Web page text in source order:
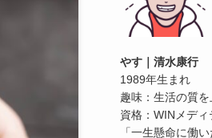
やす｜清水康行
1989年生まれ
趣味：生活の質
資格：WINメデ
「一生懸命に働